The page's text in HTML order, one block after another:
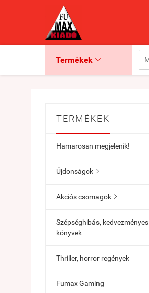
Termékek 
TERMÉKEK
Hamarosan megjelenik!
Újdonságok 
Akciós csomagok 
Szépséghibás, kedvezményes
könyvek
Thriller, horror regények
Fumax Gaming